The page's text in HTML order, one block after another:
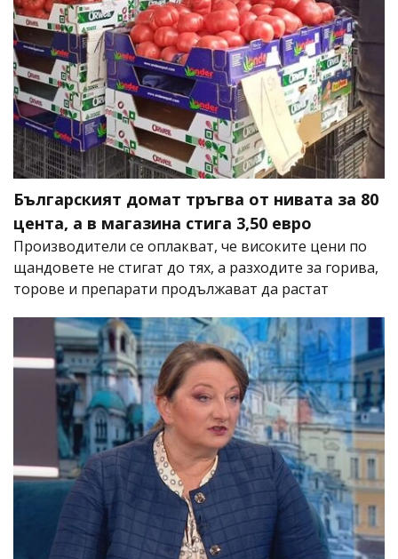
Българският домат тръгва от нивата за 80
цента, а в магазина стига 3,50 евро
Производители се оплакват, че високите цени по
щандовете не стигат до тях, а разходите за горива,
торове и препарати продължават да растат